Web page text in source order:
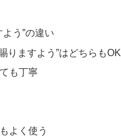
う”の違い
りますよう”はどちらもOK
も丁寧
よく使う